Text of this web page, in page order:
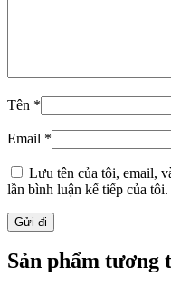
Tên *
Email *
Lưu tên của tôi, email,
lần bình luận kế tiếp của tôi.
Sản phẩm tương